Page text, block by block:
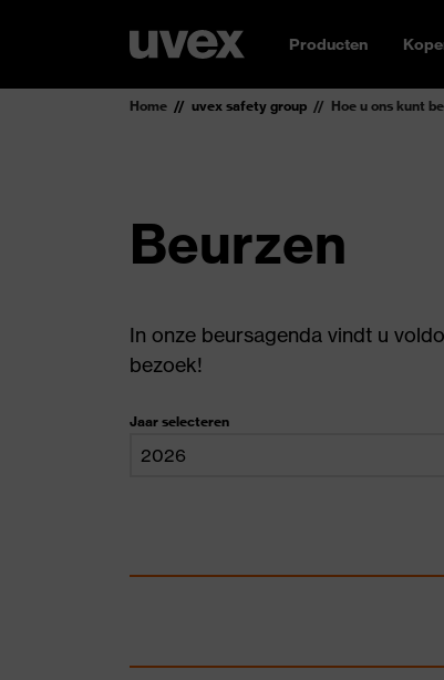
Producten
Home uvex safety group Hoe u ons kunt
Beurzen
In onze beursagenda vindt u
bezoek!
Jaar selecteren